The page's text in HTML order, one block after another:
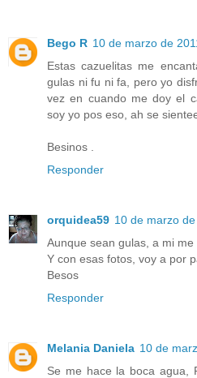
Bego R 10 de marzo de
Estas cazuelitas me
gulas ni fu ni fa, pero yo
vez en cuando me doy el
soy yo pos eso, ah se
Besinos .
Responder
orquidea59 10 de marzo
Aunque sean gulas, a mi me
Y con esas fotos, voy a por
Besos
Responder
Melania Daniela 10 de
Se me hace la boca agua,